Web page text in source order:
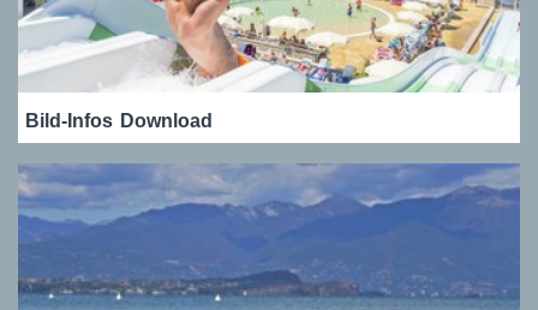
Bild-Infos Download